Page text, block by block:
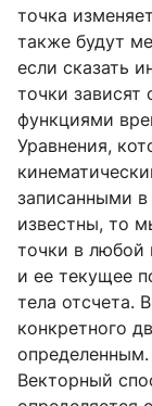
точка
также будут
если сказать
точки зависят
функциями
Уравнения,
записанными
известны, то
точки в любой
и ее текущее
тела отсчета.
конкретного
определенным.
Векторный